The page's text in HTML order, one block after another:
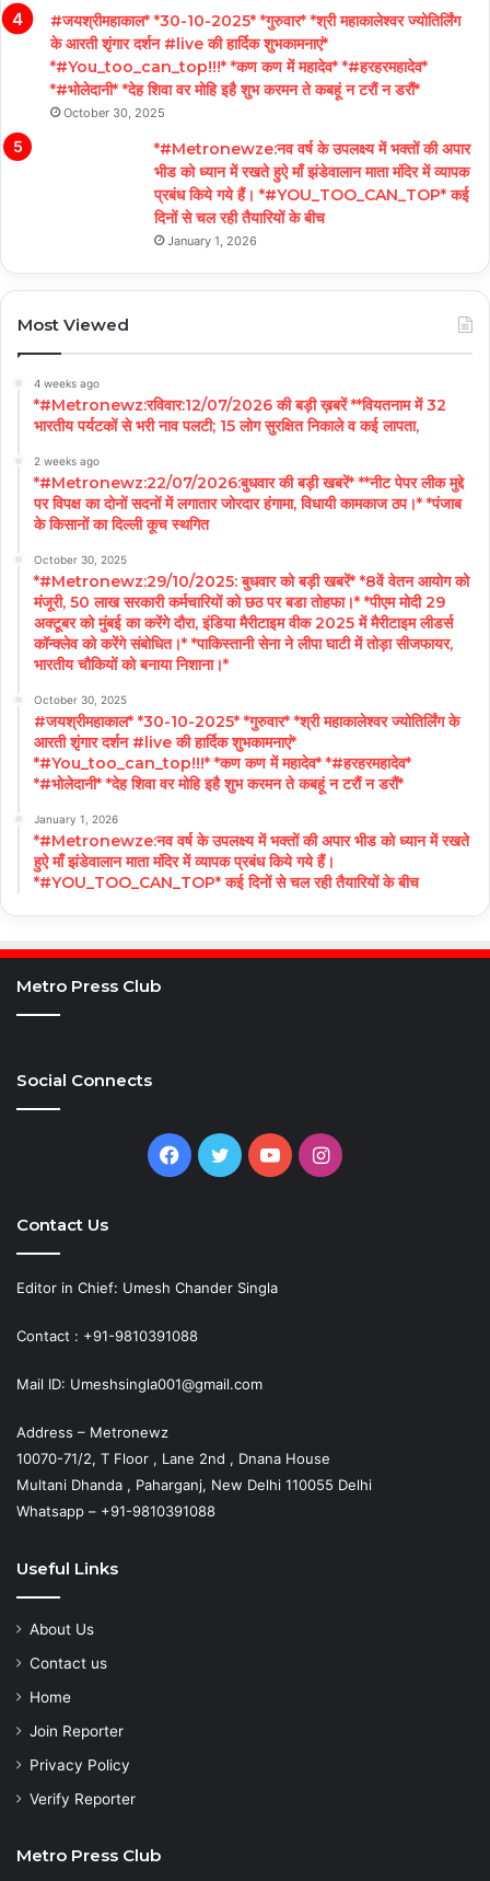
#जयश्रीमहाकाल* *30-10-2025* *गुरुवार* *श्री महाकालेश्वर ज्योतिर्लिंग
के आरती शृंगार दर्शन #live की हार्दिक शुभकामनाएं*
*#You_too_can_top!!!* *कण कण में महादेव* *#हरहरमहादेव*
*#भोलेदानी* *देह शिवा वर मोहि इहै शुभ करमन ते कबहूं न टरौं न डरौं*
October 30, 2025
*#Metronewze:नव वर्ष के उपलक्ष्य में भक्तों की अपार
भीड को ध्यान में रखते हुऐ माँ झंडेवालान माता मंदिर में व्यापक
प्रबंध किये गये हैं। *#YOU_TOO_CAN_TOP* कई
दिनों से चल रही तैयारियों के बीच
January 1, 2026
Most Viewed
4 weeks ago
*#Metronewz:रविवार:12/07/2026 की बड़ी ख़बरें **वियतनाम में 32
भारतीय पर्यटकों से भरी नाव पलटी; 15 लोग सुरक्षित निकाले व कई लापता,
2 weeks ago
*#Metronewz:22/07/2026:बुधवार की बड़ी खबरें* **नीट पेपर लीक मुद्दे
पर विपक्ष का दोनों सदनों में लगातार जोरदार हंगामा, विधायी कामकाज ठप।* *पंजाब
के किसानों का दिल्ली कूच स्थगित
October 30, 2025
*#Metronewz:29/10/2025: बुधवार को बड़ी खबरें* *8वें वेतन आयोग को
मंजूरी, 50 लाख सरकारी कर्मचारियों को छठ पर बडा तोहफा।* *पीएम मोदी 29
अक्टूबर को मुंबई का करेंगे दौरा, इंडिया मैरीटाइम वीक 2025 में मैरीटाइम लीडर्स
कॉन्क्लेव को करेंगे संबोधित।* *पाकिस्तानी सेना ने लीपा घाटी में तोड़ा सीजफायर,
भारतीय चौकियों को बनाया निशाना।*
October 30, 2025
#जयश्रीमहाकाल* *30-10-2025* *गुरुवार* *श्री महाकालेश्वर ज्योतिर्लिंग के
आरती शृंगार दर्शन #live की हार्दिक शुभकामनाएं*
*#You_too_can_top!!!* *कण कण में महादेव* *#हरहरमहादेव*
*#भोलेदानी* *देह शिवा वर मोहि इहै शुभ करमन ते कबहूं न टरौं न डरौं*
January 1, 2026
*#Metronewze:नव वर्ष के उपलक्ष्य में भक्तों की अपार भीड को ध्यान में रखते
हुऐ माँ झंडेवालान माता मंदिर में व्यापक प्रबंध किये गये हैं।
*#YOU_TOO_CAN_TOP* कई दिनों से चल रही तैयारियों के बीच
Metro Press Club
Social Connects
Facebook
TwitterYouTubeInstagram
Contact Us
Editor in Chief: Umesh Chander Singla
Contact : +91-9810391088
Mail ID: Umeshsingla001@gmail.com
Address – Metronewz
10070-71/2, T Floor , Lane 2nd , Dnana House
Multani Dhanda , Paharganj, New Delhi 110055 Delhi
Whatsapp – +91-9810391088
Useful Links
About Us
Contact us
Home
Join Reporter
Privacy Policy
Verify Reporter
Metro Press Club